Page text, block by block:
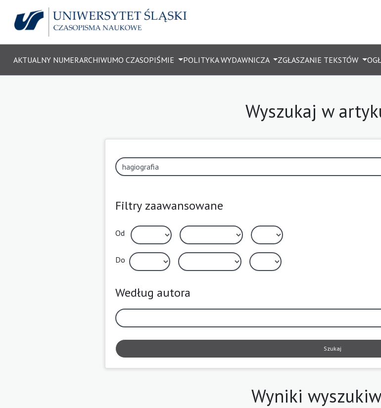
AKTUALNY NUMERARCHIWUMO CZASOPIŚMIE POLITYKA WYDAWNICZA ZGŁASZANIE TEKSTÓW
Wyszukaj w
Filtry zaawansowane
Od
Do
Według autora
Szukaj
Wyniki